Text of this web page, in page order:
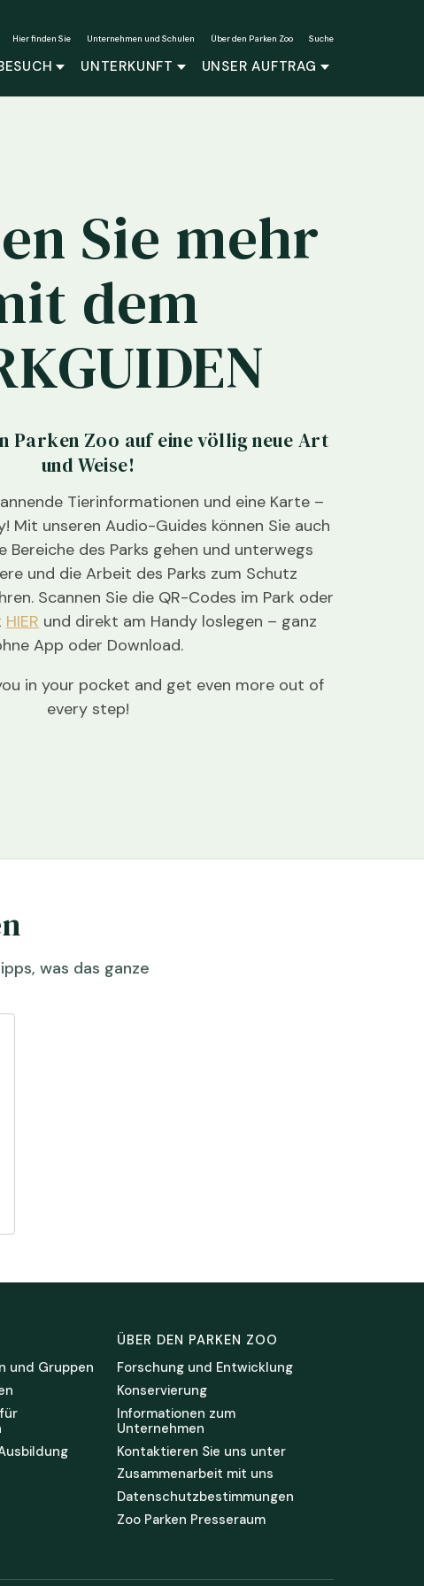
UNTERKUNFT UNSER AUFTRAG
Hier finden Sie Unternehmen und Schulen Über den Parken Zoo Suche
Sie mehr
dem
Parken Zoo auf eine völlig neue Art
und Weise!
Tierinformationen und eine Karte –
Mit unseren Audio-Guides können Sie auch
Bereiche des Parks gehen und unterwegs
und die Arbeit des Parks zum Schutz
Scannen Sie die QR-Codes im Park oder
HIER und direkt am Handy loslegen – ganz
App oder Download.
in your pocket and get even more out of
every step!
was das ganze
und Gruppen
ÜBER DEN PARKEN ZOO
Forschung und Entwicklung
Konservierung
Informationen zum
Unternehmen
Kontaktieren Sie uns unter
Zusammenarbeit mit uns
Datenschutzbestimmungen
Zoo Parken Presseraum